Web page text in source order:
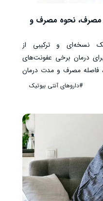
مصرف، نحوه مصرف و
نسخه‌ای و ترکیبی از
درمان برخی عفونت‌های
فاصله مصرف و مدت درمان
خودسرانه آن برای
#داروهای آنتی بیوتیک